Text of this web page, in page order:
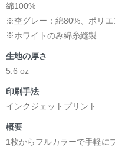
綿100%
※杢グレー：綿80%、ポリエ
※ホワイトのみ綿糸縫製
生地の厚さ
5.6 oz
印刷手法
インクジェットプリント
概要
1枚からフルカラーで手軽に